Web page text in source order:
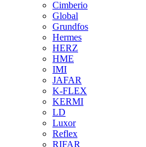
Cimberio
Global
Grundfos
Hermes
HERZ
HME
IMI
JAFAR
K-FLEX
KERMI
LD
Luxor
Reflex
RIFAR